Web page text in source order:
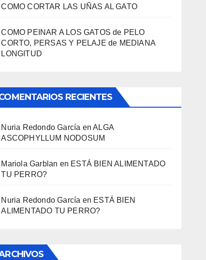
COMO CORTAR LAS UÑAS AL GATO
COMO PEINAR A LOS GATOS de PELO
CORTO, PERSAS Y PELAJE de MEDIANA
LONGITUD
RECIENTES
Nuria Redondo García enALGA
ASCOPHYLLUM NODOSUM
Mariola Garblan en ESTÁ BIEN ALIMENTADO
TU PERRO?
Nuria Redondo García en ESTÁ BIEN
ALIMENTADO TU PERRO?